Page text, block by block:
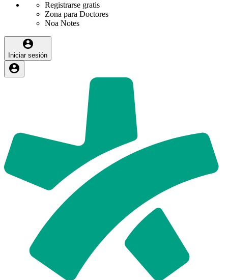
Registrarse gratis
Zona para Doctores
Noa Notes
Iniciar sesión